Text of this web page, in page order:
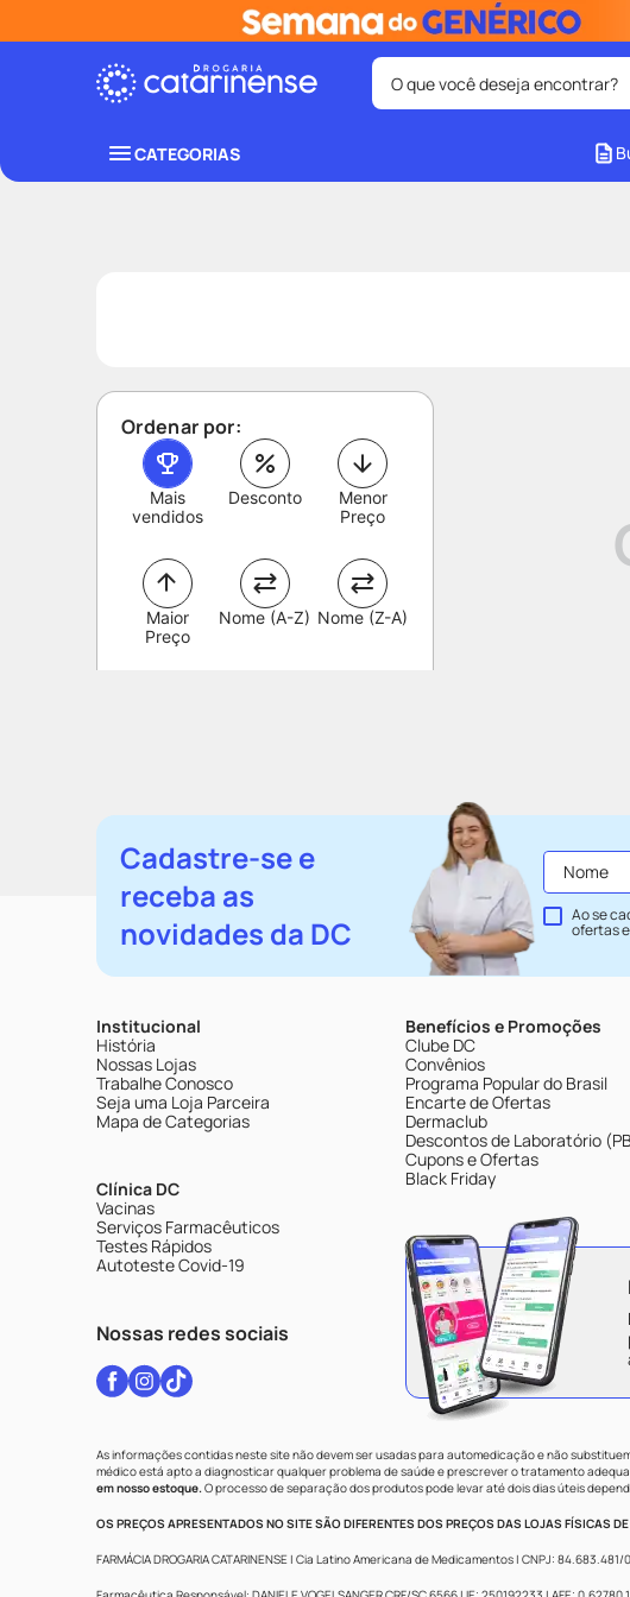
O que você deseja encontrar?
CATEGORIAS
Ordenar por:
Mais
vendidos
Desconto
Maior
Preço
Menor
Preço
Nome (A-Z) Nome (Z-A)
Cadastre-se e
receba as
novidades da DC
Ao se
ofertas
Institucional
História
Nossas Lojas
Trabalhe Conosco
Seja uma Loja Parceira
Mapa de Categorias
Clínica DC
Vacinas
Serviços Farmacêuticos
Testes Rápidos
Autoteste Covid-19
Nossas redes sociais
Benefícios e Promoções
Clube DC
Convênios
Programa Popular do Brasil
Encarte de Ofertas
Dermaclub
Descontos de Laboratório
Cupons e Ofertas
Black Friday
As informações contidas neste site não devem ser usadas para automedicação e não
médico está apto a diagnosticar qualquer problema de saúde e prescrever o tratamento
em nosso estoque.O processo de separação dos produtos pode levar até dois dias úteis
OS PREÇOS APRESENTADOS NO SITE SÃO DIFERENTES DOS PREÇOS DAS LOJAS FÍSICAS
FARMÁCIA DROGARIA CATARINENSE | Cia Latino Americana de Medicamentos | CNPJ: